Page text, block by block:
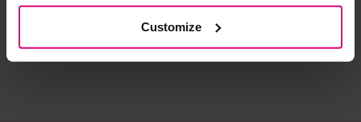
Customize
€ 89,99
€ 119,00